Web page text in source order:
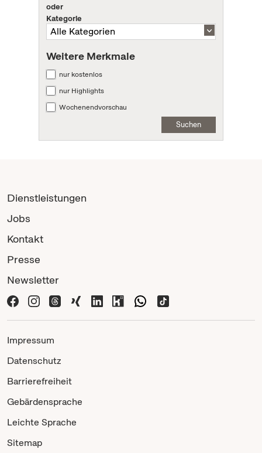
oder
Kategorie
Weitere Merkmale
nur kostenlos
nur Highlights
Wochenendvorschau
Suchen
Dienstleistungen
Jobs
Kontakt
Presse
Newsletter
Impressum
Datenschutz
Barrierefreiheit
Gebärdensprache
Leichte Sprache
Sitemap